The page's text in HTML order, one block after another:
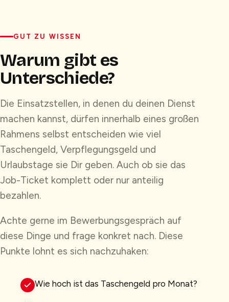
GUT ZU WISSEN
Warum gibt es
Unterschiede?
Die Einsatzstellen, in denen du deinen Dienst
machen kannst, dürfen innerhalb eines großen
Rahmens selbst entscheiden wie viel
Taschengeld, Verpflegungsgeld und
Urlaubstage sie Dir geben. Auch ob sie das
Job-Ticket komplett oder nur anteilig
bezahlen.
Achte gerne im Bewerbungsgespräch auf
diese Dinge und frage konkret nach. Diese
Punkte lohnt es sich nachzuhaken:
Wie hoch ist das Taschengeld pro Monat?